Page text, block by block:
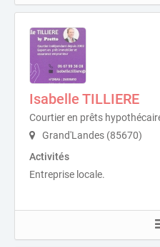
Isabelle TILLIERE
Courtier en prêts
Grand'Landes (85670)
Activités
Entreprise locale.